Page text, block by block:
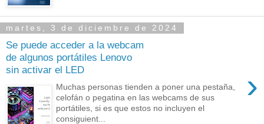
martes, 3 de diciembre de 2024
Se puede acceder a la webcam
de algunos portátiles Lenovo
sin activar el LED
›
Muchas personas tienden a poner una pestaña,
celofán o pegatina en las webcams de sus
portátiles, si es que estos no incluyen el
consiguient...